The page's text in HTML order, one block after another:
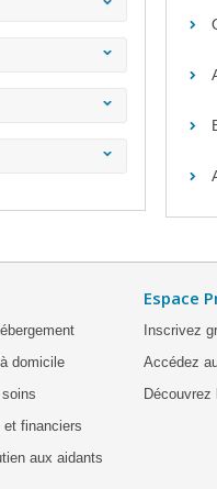
domicile
et financiers
aux aidants
Espace
Inscrivez
Accédez